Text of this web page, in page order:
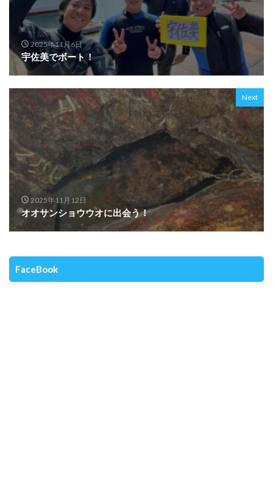
2025年11月6日
宇佐美でボート！
Next
2025年11月12日
オオサンショウウオに出会う！
FaceBook